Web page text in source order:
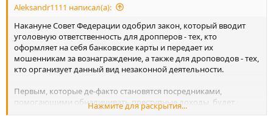
Aleksandr1111 написал(а):
Накануне Совет Федерации одобрил закон, который вводит
уголовную ответственность для дропперов - тех, кто
оформляет на себя банковские карты и передает их
мошенникам за вознаграждение, а также для дроповодов - тех,
кто организует данный вид незаконной деятельности.
Первым, которые де-факто становятся посредниками,
помогающими обналичивать преступные доходы, будет
грозить до трех лет лишения свободы, а вторым - до шести лет.
Нажмите для раскрытия...